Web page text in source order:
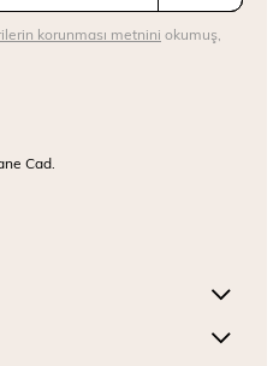
korunması metnini okumuş,
Cad.